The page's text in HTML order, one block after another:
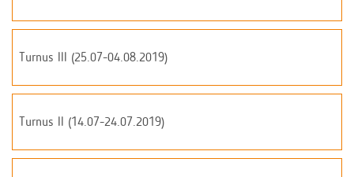
Turnus III (25.07-04.08.2019)
Turnus II (14.07-24.07.2019)